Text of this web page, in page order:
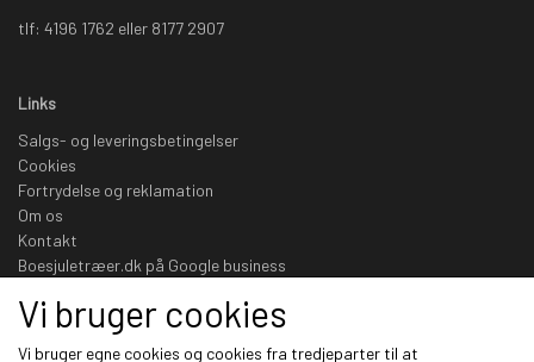
tlf: 4196 1762 eller 8177 2907
Links
Salgs- og leveringsbetingelser
Cookies
Fortrydelse og reklamation
Om os
Kontakt
Boesjuletræer.dk på Google business
Sociale medier
Vi bruger cookies
Vi bruger egne cookies og cookies fra tredjeparter til at